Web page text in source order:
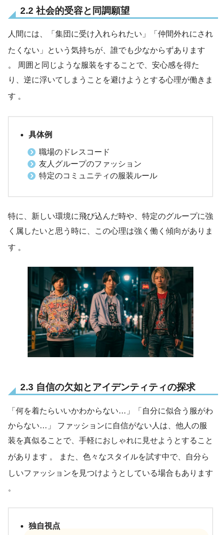
2.2 社会的受容と同調願望
人間には、「集団に受け入れられたい」「仲間外れにされ
たくない」という気持ちが、誰でも少なからずあります
。 周囲と同じような服装をすることで、安心感を得た
り、逆に浮いてしまうことを避けようとする心理が働きま
す 。
具体例
職場のドレスコード
友人グループのファッション
特定のコミュニティの服装ルール
特に、新しい環境に飛び込んだ時や、特定のグループに強
く属したいと思う時に、この心理は強く働く傾向がありま
す 。
2.3 自信の欠如とアイデンティティの探求
「何を着たらいいかわからない…」「自分に似合う服がわ
からない…」 ファッションに自信がない人は、他人の服
装を真似ることで、手軽におしゃれに見せようとすること
があります 。 また、色々なスタイルを試す中で、自分ら
しいファッションを見つけようとしている場合もあります
。
独自視点